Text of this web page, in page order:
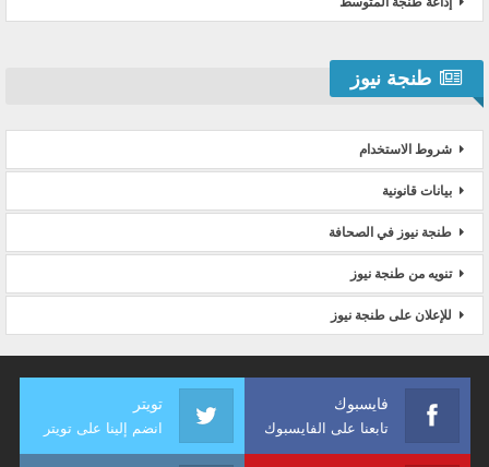
طنجة نيوز
شروط الاستخدام
بيانات قانونية
طنجة نيوز في الصحافة
تنويه من طنجة نيوز
للإعلان على طنجة نيوز
فايسبوك
تابعنا على الفايسبوك
تويتر
انضم إلينا على تويتر